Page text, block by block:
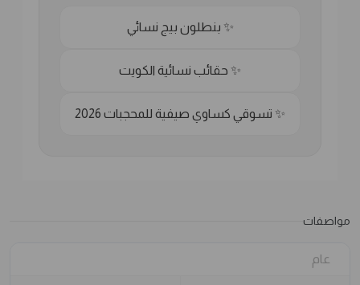
✨ بنطلون بيج نسائي
✨ حقائب نسائية الكويت
✨ تسوقي كساوي صيفية للمحجبات 2026
مواصفات
عام